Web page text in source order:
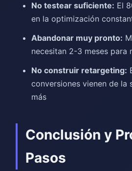
No testear suficiente: El
en la optimización
Abandonar muy pronto:
necesitan 2-3 meses para
No construir retargeting:
conversiones vienen de la
más
Conclusión y
Pasos